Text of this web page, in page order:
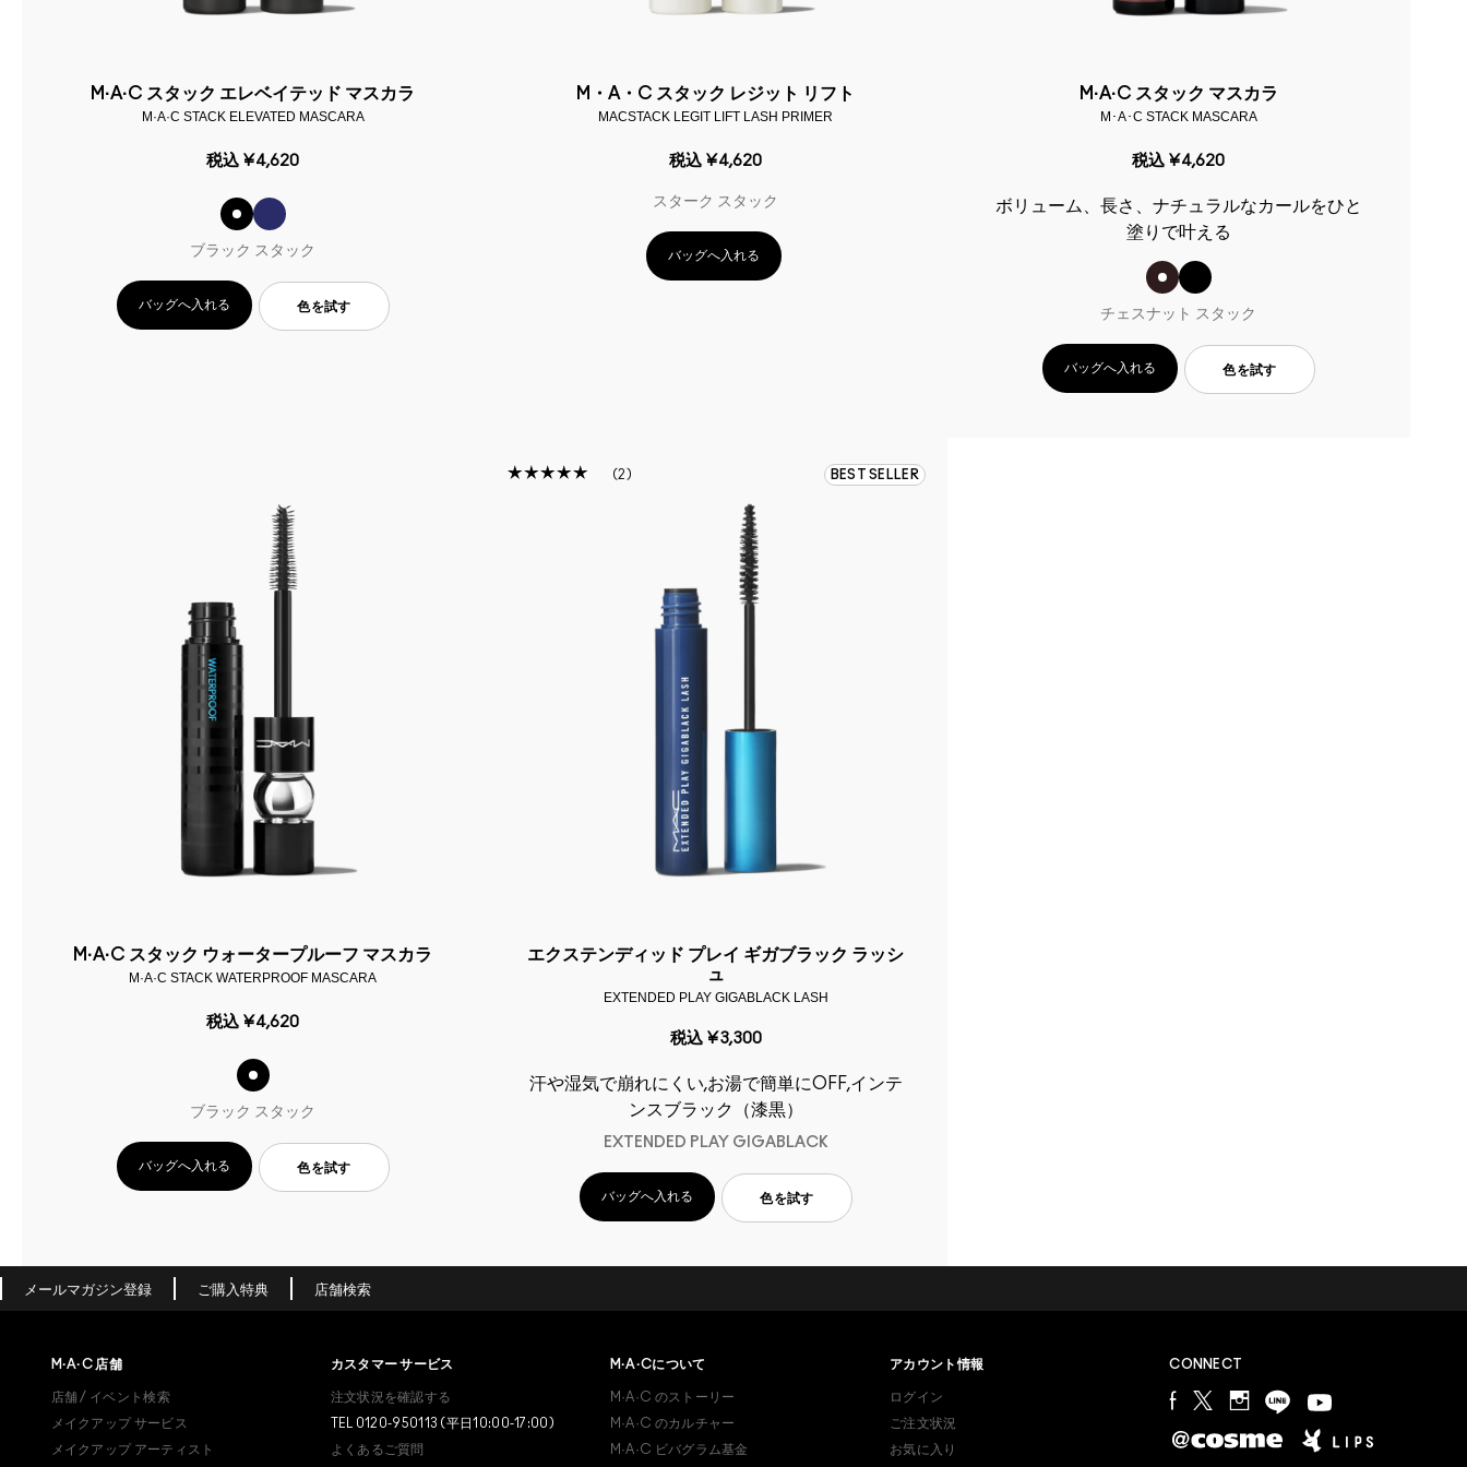
M·A·C スタック エレベイテッド マスカラ
M·A·C STACK ELEVATED MASCARA
税込 ¥4,620
ブラック スタック
バッグへ入れる 色を試す
M・A・C スタック レジット リフト
MACSTACK LEGIT LIFT LASH PRIMER
税込 ¥4,620
スターク スタック
バッグへ入れる
M·A·C スタック マスカラ
M･A･C STACK MASCARA
税込 ¥4,620
ボリューム、長さ、ナチュラルなカールをひと
塗りで叶える
チェスナット スタック
バッグへ入れる 色を試す
M·A·C スタック ウォータープルーフ マスカラ
M·A·C STACK WATERPROOF MASCARA
税込 ¥4,620
ブラック スタック
バッグへ入れる 色を試す
2 BEST SELLER
エクステンディッド プレイ ギガブラック ラッシ
ュ
EXTENDED PLAY GIGABLACK LASH
税込 ¥3,300
汗や湿気で崩れにくい,お湯で簡単にOFF,インテ
ンスブラック（漆黒）
EXTENDED PLAY GIGABLACK
バッグへ入れる 色を試す
あなたはM･A･Cラバー ロイ
すか？
登録後の初回購入時に10%OFF 会員登録やプログラム詳細についてはこちらから
メールマガジン登録 ご購入特典 店舗検索
M·A·C 店舗
店舗 / イベント検索
メイクアップ サービス
メイクアップ アーティスト
カスタマー サービス
注文状況を確認する
TEL 0120-950113 (平日10:00-17:00)
よくあるご質問
M·A·Cについて
M·A·C のストーリー
M·A·C のカルチャー
M·A·C ビバグラム基金
アカウント情報
ログイン
ご注文状況
お気に入り
CONNECT